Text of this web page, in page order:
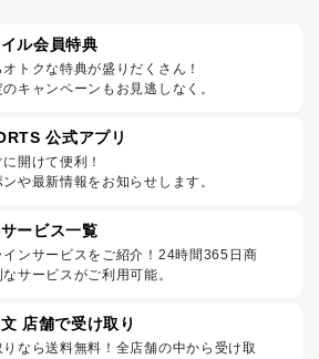
ル会員特典
トクな特典が盛りだくさん！
キャンペーンもお見逃しなく。
公式アプリ
開けて便利！
や最新情報をお知らせします。
ービス一覧
インサービスをご紹介！24時間365日商
サービスがご利用可能。
店舗で受け取り
なら送料無料！全店舗の中から受け取